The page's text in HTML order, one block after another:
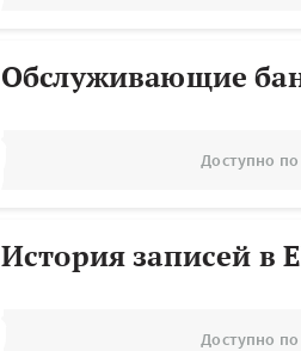
Обслуживающие
Доступно
История записей в
Доступно